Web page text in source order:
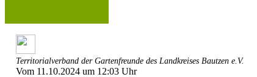
Territorialverband der Gartenfreunde des Landkreises Bautzen e.V.
Vom 11.10.2024 um 12:03 Uhr